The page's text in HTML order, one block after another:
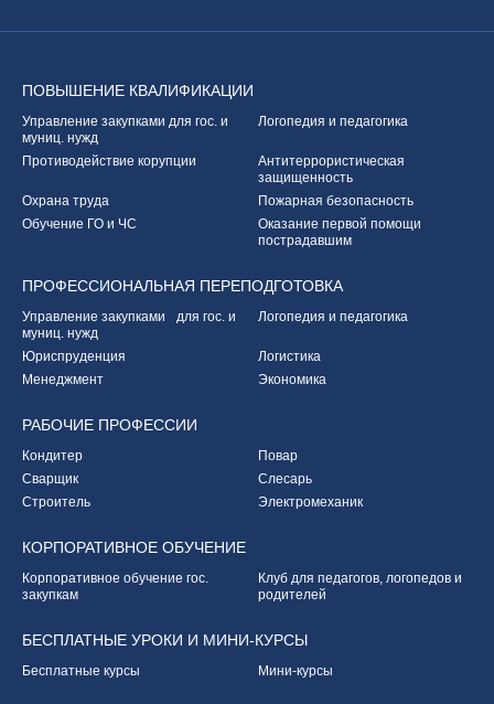
ПОВЫШЕНИЕ КВАЛИФИКАЦИИ
Управление закупками для гос. и
муниц. нужд
Логопедия и педагогика
Противодействие корупции
Антитеррористическая
защищенность
Охрана труда
Пожарная безопасность
Обучение ГО и ЧС
Оказание первой помощи
пострадавшим
ПРОФЕССИОНАЛЬНАЯ ПЕРЕПОДГОТОВКА
Управление закупками для гос. и
муниц. нужд
Логопедия и педагогика
Юриспруденция
Логистика
Менеджмент
Экономика
РАБОЧИЕ ПРОФЕССИИ
Кондитер
Повар
Сварщик
Слесарь
Строитель
Электромеханик
КОРПОРАТИВНОЕ ОБУЧЕНИЕ
Корпоративное обучение гос.
закупкам
Клуб для педагогов, логопедов и
родителей
БЕСПЛАТНЫЕ УРОКИ И МИНИ-КУРСЫ
Бесплатные курсы Мини-курсы